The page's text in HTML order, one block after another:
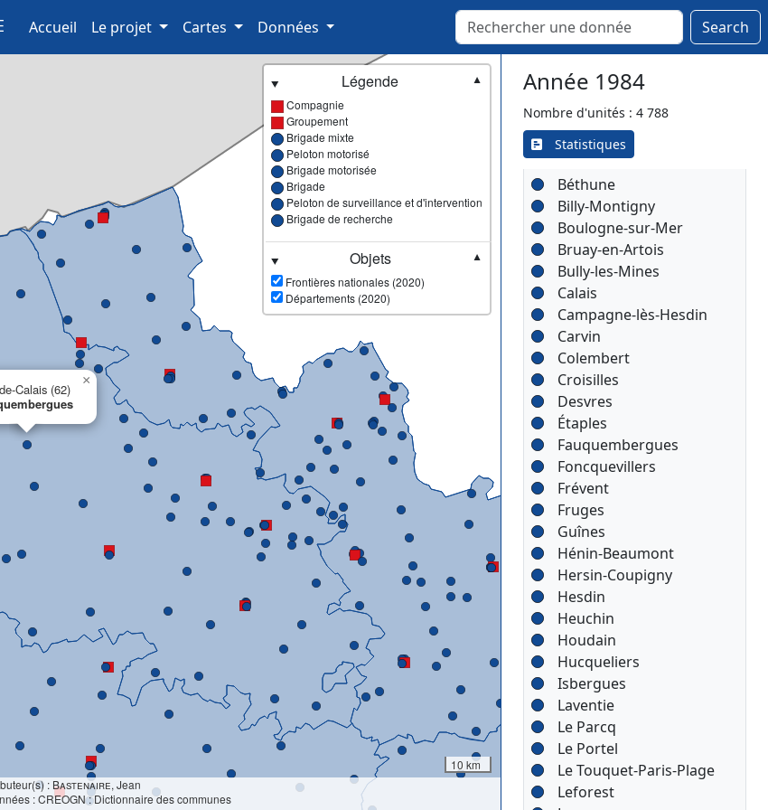
Accueil (current)
Le projet Cartes Données Search
Calais (62)
×
Légende
▼
Compagnie
Groupement
Brigade mixte
Peloton motorisé
Brigade motorisée
Brigade
Peloton de surveillance et d'intervention
Brigade de recherche
Objets
▼
Frontières nationales (2020)
Départements (2020)
10 km
: Bastenaire, Jean
: CREOGN : Dictionnaire des communes
Année 1984
Nombre d'unités : 4 788
Statistiques
Audruicq
Auxi-le-Château
Avesnes-le-Comte
Avion
Beaumetz-lès-Loges
Berck
Bertincourt
Béthune
Billy-Montigny
Boulogne-sur-Mer
Bruay-en-Artois
Bully-les-Mines
Calais
Campagne-lès-Hesdin
Carvin
Colembert
Croisilles
Desvres
Étaples
Fauquembergues
Foncquevillers
Frévent
Fruges
Guînes
Hénin-Beaumont
Hersin-Coupigny
Hesdin
Heuchin
Houdain
Hucqueliers
Isbergues
Laventie
Le Parcq
Le Portel
Le Touquet-Paris-Plage
Leforest